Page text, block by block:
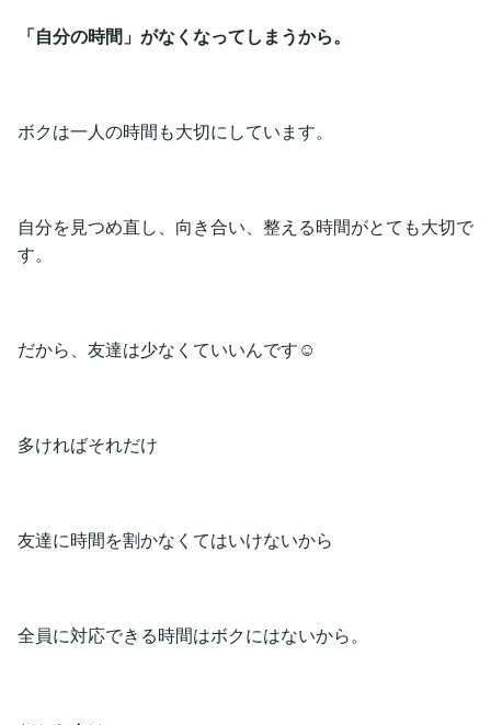
「自分の時間」がなくなってしまうから。
ボクは一人の時間も大切にしています。
自分を見つめ直し、向き合い、整える時間がとても大切で
す。
だから、友達は少なくていいんです☺️
多ければそれだけ
友達に時間を割かなくてはいけないから
全員に対応できる時間はボクにはないから。